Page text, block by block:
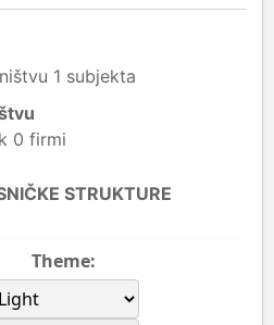
1 subjekta
0 firmi
STRUKTURE
Theme: